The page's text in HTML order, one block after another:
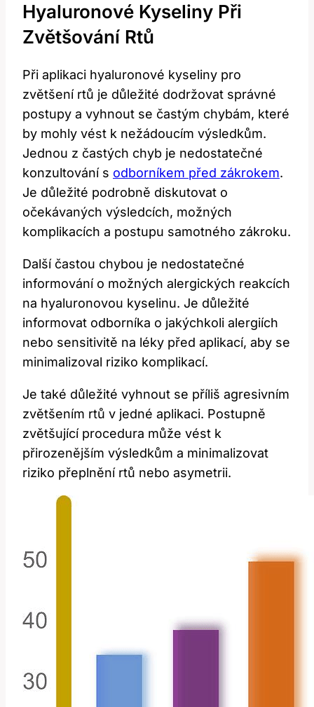
Hyaluronové Kyseliny Při
Zvětšování Rtů
Při aplikaci hyaluronové kyseliny ⁣pro
zvětšení rtů‌ je ⁣důležité dodržovat‍ správné
postupy a vyhnout se častým chybám, které
by ‌mohly vést ⁤k nežádoucím výsledkům.‍
Jednou z častých chyb je ⁤nedostatečné
konzultování s odborníkem před ‍zákrokem.
Je důležité podrobně diskutovat o‍
očekávaných výsledcích, možných
komplikacích a postupu samotného ‍zákroku.
Další častou​ chybou je nedostatečné
informování o možných alergických reakcích
na hyaluronovou kyselinu. Je​ důležité
informovat odborníka o jakýchkoli alergiích
nebo sensitivitě na ⁢léky​ před aplikací, aby se
minimalizoval ⁢riziko ‍komplikací.
Je také důležité vyhnout se příliš agresivním
zvětšením rtů v jedné aplikaci. Postupně⁢
zvětšující procedura může vést k
přirozenějším výsledkům a minimalizovat
⁣riziko přeplnění rtů nebo asymetrii.